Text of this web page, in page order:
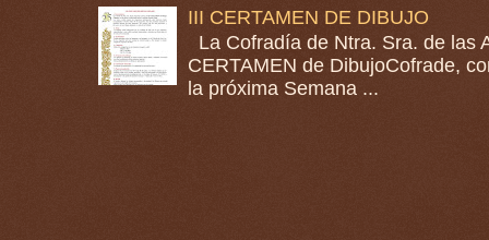
III CERTAMEN DE DIBUJO
La Cofradía de Ntra. Sra. de las
CERTAMEN de DibujoCofrade,
la próxima Semana ...